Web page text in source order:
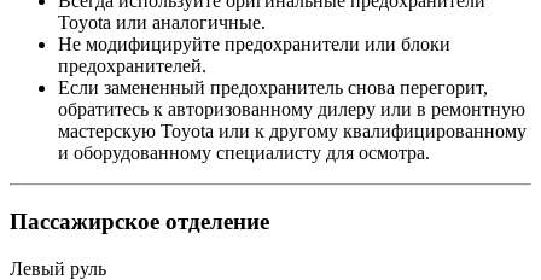
Toyota или аналогичные.
Не модифицируйте предохранители или блоки
предохранителей.
Если замененный предохранитель снова перегорит,
обратитесь к авторизованному дилеру или в ремонтную
мастерскую Toyota или к другому квалифицированному
и оборудованному специалисту для осмотра.
Пассажирское отделение
Левый руль